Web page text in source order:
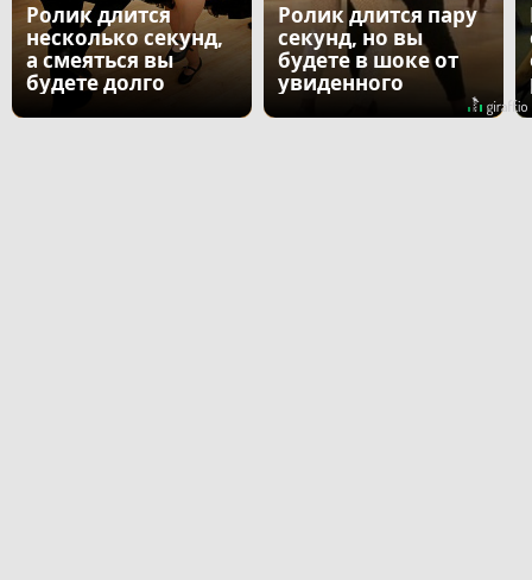
Ролик длится
несколько секунд,
а смеяться вы
будете долго
Ролик длится пару
секунд, но вы
будете в шоке от
увиденного